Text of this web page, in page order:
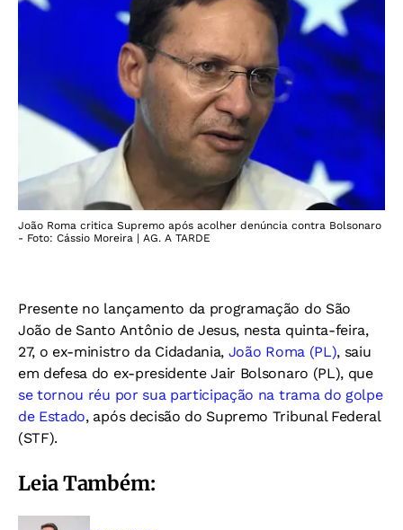
João Roma critica Supremo após acolher denúncia contra Bolsonaro
- Foto: Cássio Moreira | AG. A TARDE
Presente no lançamento da programação do São
João de Santo Antônio de Jesus, nesta quinta-feira,
27, o ex-ministro da Cidadania, João Roma (PL), saiu
em defesa do ex-presidente Jair Bolsonaro (PL), que
se tornou réu por sua participação na trama do golpe
de Estado, após decisão do Supremo Tribunal Federal
(STF).
Leia Também: